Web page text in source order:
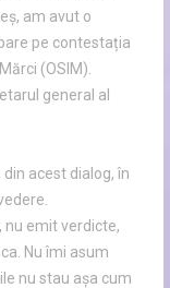
am avut o
pe contestația
(OSIM).
general al
acest dialog, în
nu emit verdicte,
Nu îmi asum
nu stau așa cum